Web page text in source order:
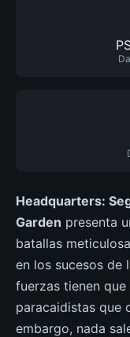
Headquarters:
Garden presenta
batallas
en los sucesos de
fuerzas tienen
paracaidistas que
embargo, nada